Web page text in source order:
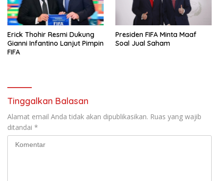
Erick Thohir Resmi Dukung
Gianni Infantino Lanjut Pimpin
FIFA
Presiden FIFA Minta Maaf
Soal Jual Saham
Tinggalkan Balasan
Alamat email Anda tidak akan dipublikasikan. Ruas yang wajib
ditandai *